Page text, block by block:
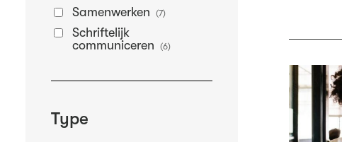
Samenwerken (7)
Schriftelijk
communiceren
(6)
Type